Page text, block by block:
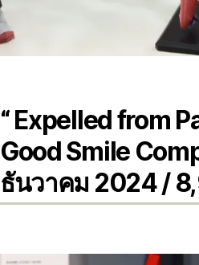
“Expelled from
Good Smile
ธันวาคม 2024 /